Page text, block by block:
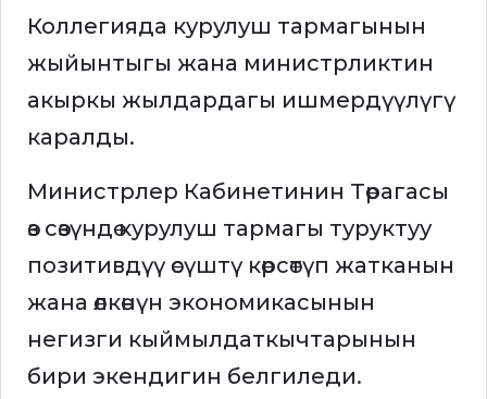
Коллегияда курулуш тармагынын
жыйынтыгы жана министрликтин
акыркы жылдардагы ишмердүүлүгү
каралды.
Министрлер Кабинетинин Төрагасы
өз сөзүндө курулуш тармагы туруктуу
позитивдүү өсүштү көрсөтүп жатканын
жана өлкөнүн экономикасынын
негизги кыймылдаткычтарынын
бири экендигин белгиледи.